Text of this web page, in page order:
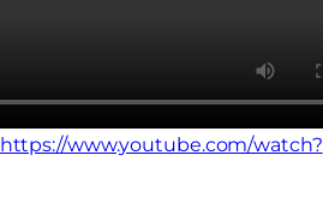
https://www.youtube.com/watch?